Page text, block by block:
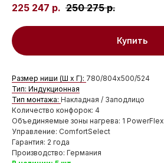
225 247 р. 250 275 р.
Купить
Размер ниши (Ш x Г): 780/804x500/524
Тип: Индукционная
Тип монтажа: Накладная / Заподлицо
Количество конфорок: 4
Объединяемые зоны нагрева: 1 PowerFlex
Управление: ComfortSelect
Гарантия: 2 года
Производство: Германия